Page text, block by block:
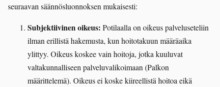
seuraavan säännösluonnoksen mukaisesti:
Subjektiivinen oikeus: Potilaalla on oikeus palveluseteliin
ilman erillistä hakemusta, kun hoitotakuun määräaika
ylittyy. Oikeus koskee vain hoitoja, jotka kuuluvat
valtakunnalliseen palveluvalikoimaan (Palkon
määrittelemä). Oikeus ei koske kiireellistä hoitoa eikä